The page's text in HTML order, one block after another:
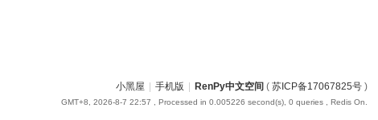
小黑屋 手机版 RenPy中文空间 ( 苏ICP备17067825号)
GMT+8, 2026-8-7 22:57 , Processed in 0.005226 second(s), 0 queries , Redis On.